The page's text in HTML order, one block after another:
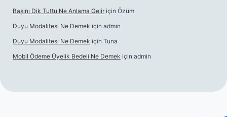
Başını Dik Tuttu Ne Anlama Gelir için Özüm
Duyu Modalitesi Ne Demek için admin
Duyu Modalitesi Ne Demek için Tuna
Mobil Ödeme Üyelik Bedeli Ne Demek için admin